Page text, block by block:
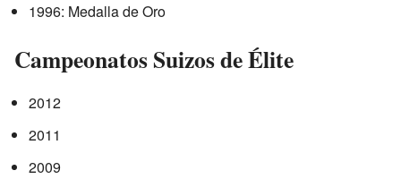
1996: Medalla de Oro
Campeonatos Suizos de Élite
2012
2011
2009